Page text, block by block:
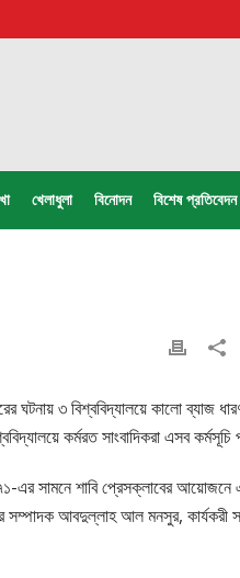
খেলাধুলা বিনোদন বিশেষ প্রতিবেদন
ঘটনায় ৩ বিশ্ববিদ্যালয়ে কালো ব্যাজ
কর্মরত সাংবাদিকরা এসব
এর সামনে শাবি প্রেসক্লাবের আয়োজনে
সম্পাদক আবদুল্লাহ আল মনসুর,